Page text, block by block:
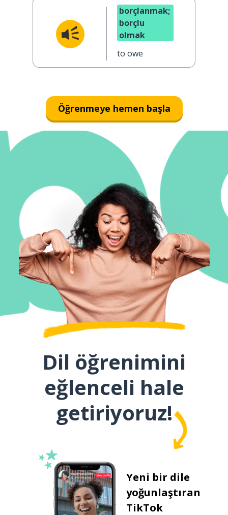
borçlanmak;
borçlu
olmak
to owe
Öğrenmeye hemen başla
Dil öğrenimini
eğlenceli hale
getiriyoruz!
Yeni bir dile
yoğunlaştıran
TikTok